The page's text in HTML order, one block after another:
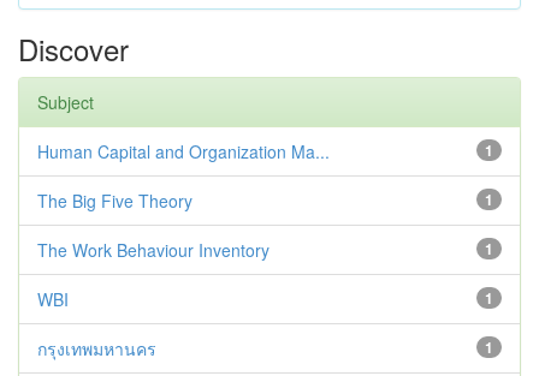
Discover
Subject
1
Human Capital and Organization Ma...
1
The Big Five Theory
1
The Work Behaviour Inventory
1
WBI
1
กรุงเทพมหานคร